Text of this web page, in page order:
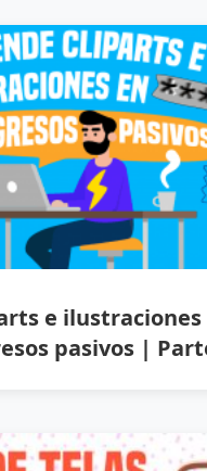
e ilustraciones
pasivos |